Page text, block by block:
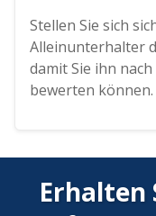
Stellen Sie sich
Alleinunterhalter
damit Sie ihn
bewerten können.
Erhalten